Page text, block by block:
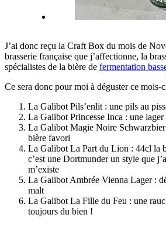
J’ai donc reçu la Craft Box du mois de
brasserie française que j’affectionne, la
spécialistes de la bière de fermentation
Ce sera donc pour moi à déguster ce mois-
La Galibot Pils’enlit : une pils au
La Galibot Princesse Inca : une
La Galibot Magie Noire
bière favori
La Galibot La Part du Lion : 44cl la
c’est une Dortmunder un style que
m’existe
La Galibot Ambrée Vienna Lager :
malt
La Galibot La Fille du Feu : une
toujours du bien !